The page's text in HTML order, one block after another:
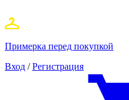
Примерка перед покупкой
Вход / Регистрация